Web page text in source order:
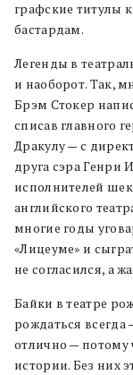
графские титулы
бастардам.
Легенды в
и наоборот. Так,
Брэм Стокер
списав главного
Дракулу — с
друга сэра Генри
исполнителей
английского
многие годы
«Лицеуме» и
не согласился, а
Байки в театре
рождаться всегда
отлично — потому
истории. Без них